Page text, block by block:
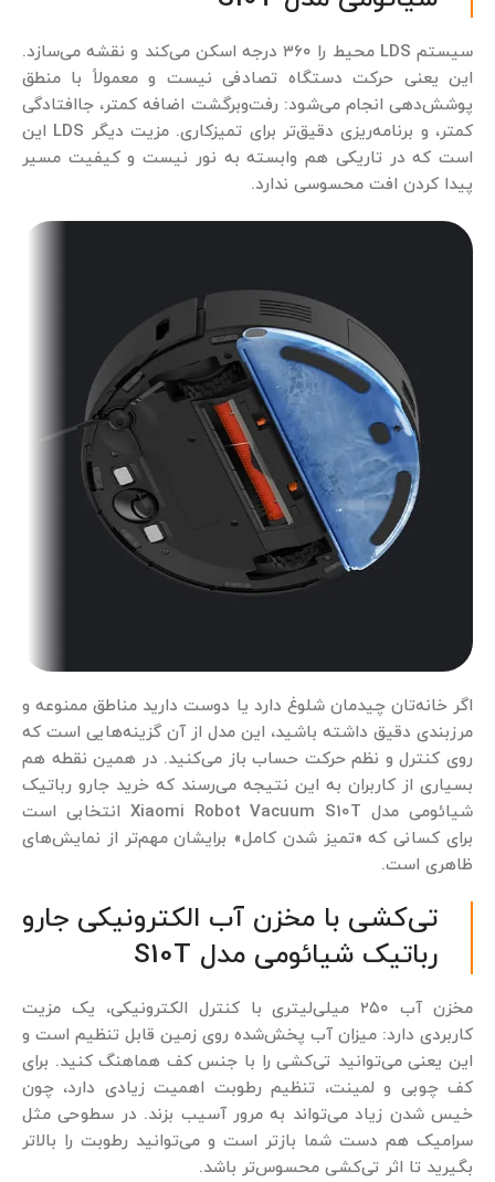
سیستم LDS محیط را ۳۶۰ درجه اسکن می‌کند و نقشه می‌سازد.
این یعنی حرکت دستگاه تصادفی نیست و معمولاً با منطق
پوشش‌دهی انجام می‌شود: رفت‌وبرگشت اضافه کمتر، جاافتادگی
کمتر، و برنامه‌ریزی دقیق‌تر برای تمیزکاری. مزیت دیگر LDS این
است که در تاریکی هم وابسته به نور نیست و کیفیت مسیر
پیدا کردن افت محسوسی ندارد.
اگر خانه‌تان چیدمان شلوغ دارد یا دوست دارید مناطق ممنوعه و
مرزبندی دقیق داشته باشید، این مدل از آن گزینه‌هایی است که
روی کنترل و نظم حرکت حساب باز می‌کنید. در همین نقطه هم
بسیاری از کاربران به این نتیجه می‌رسند که خرید جارو رباتیک
شیائومی مدل Xiaomi Robot Vacuum S10T انتخابی است
برای کسانی که «تمیز شدن کامل» برایشان مهم‌تر از نمایش‌های
ظاهری است.
تی‌کشی با مخزن آب الکترونیکی جارو
رباتیک شیائومی مدل S10T
مخزن آب ۲۵۰ میلی‌لیتری با کنترل الکترونیکی، یک مزیت
کاربردی دارد: میزان آب پخش‌شده روی زمین قابل تنظیم است و
این یعنی می‌توانید تی‌کشی را با جنس کف هماهنگ کنید. برای
کف چوبی و لمینت، تنظیم رطوبت اهمیت زیادی دارد، چون
خیس شدن زیاد می‌تواند به مرور آسیب بزند. در سطوحی مثل
سرامیک هم دست شما بازتر است و می‌توانید رطوبت را بالاتر
بگیرید تا اثر تی‌کشی محسوس‌تر باشد.